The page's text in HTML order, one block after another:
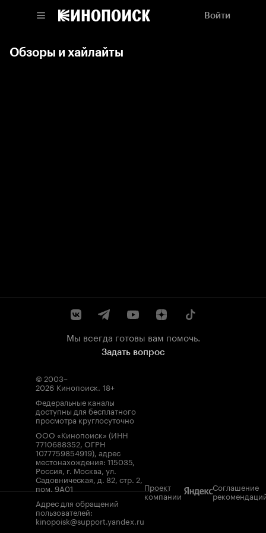
Войти
Обзоры и хайлайты
Мы всегда готовы вам помочь.
Задать вопрос
© 2003–
2026 Кинопоиск. 18+
Федеральные каналы
доступны для бесплатного
просмотра круглосуточно
ООО «Кинопоиск» (ИНН
7710688352, ОГРН
1077759854919), адрес
местонахождения: 115035,
Россия, г. Москва, ул.
Садовническая, д. 82, стр. 2,
пом. 9А01
Адрес для обращений
пользователей:
kinopoisk@support.yandex.ru
Проект
компании
Соглашение